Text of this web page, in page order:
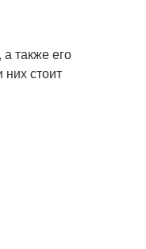
также его
стоит